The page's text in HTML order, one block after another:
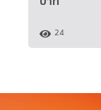
24